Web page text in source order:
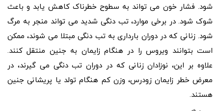
شود. فشار خون می تواند به سطوح خطرناک کاهش یابد و باعث
شوک شود. در برخی موارد، تب دنگی شدید می تواند منجر به مرگ
شود. زنانی که در دوران بارداری به تب دنگی مبتلا می شوند، ممکن
است بتوانند ویروس را در هنگام زایمان به جنین منتقل کنند.
علاوه بر این، نوزادان زنانی که در دوران تب دنگی می گیرند، در
معرض خطر زایمان زودرس، وزن کم هنگام تولد یا پریشانی جنین
هستند.